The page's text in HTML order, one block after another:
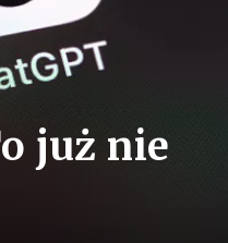
już nie